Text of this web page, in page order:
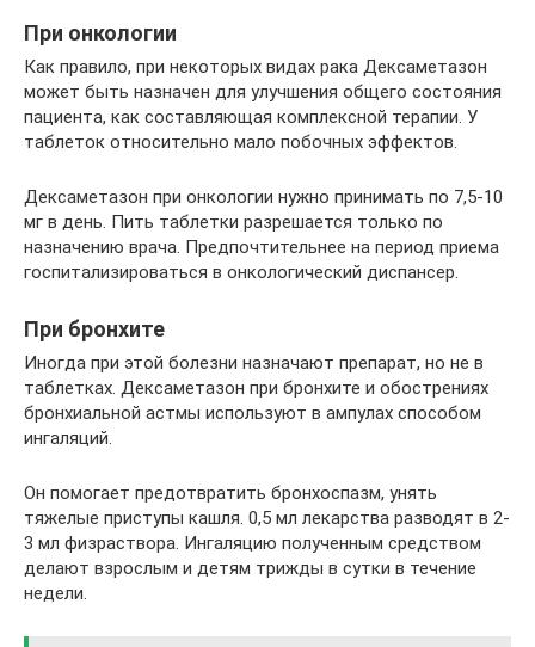
При онкологии
Как правило, при некоторых видах рака Дексаметазон
может быть назначен для улучшения общего состояния
пациента, как составляющая комплексной терапии. У
таблеток относительно мало побочных эффектов.
Дексаметазон при онкологии нужно принимать по 7,5-10
мг в день. Пить таблетки разрешается только по
назначению врача. Предпочтительнее на период приема
госпитализироваться в онкологический диспансер.
При бронхите
Иногда при этой болезни назначают препарат, но не в
таблетках. Дексаметазон при бронхите и обострениях
бронхиальной астмы используют в ампулах способом
ингаляций.
Он помогает предотвратить бронхоспазм, унять
тяжелые приступы кашля. 0,5 мл лекарства разводят в 2-
3 мл физраствора. Ингаляцию полученным средством
делают взрослым и детям трижды в сутки в течение
недели.